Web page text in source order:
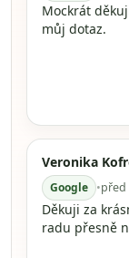
Mockrát
můj dotaz.
Veronika
Google •před
Děkuji za
radu přesně